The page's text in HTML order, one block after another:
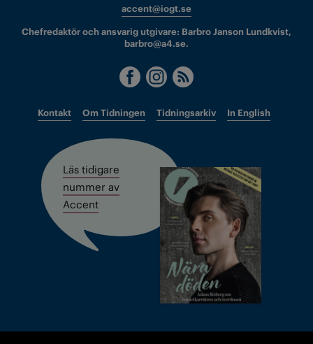
accent@iogt.se
Chefredaktör och ansvarig utgivare: Barbro Janson Lundkvist,
barbro@a4.se.
Kontakt Om Tidningen Tidningsarkiv In English
Läs tidigare
nummer av
Accent